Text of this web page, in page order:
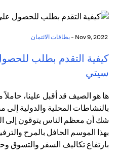
بطاقات الائتمان
كيفية التقدم بطلب
سيتي
ها هو الصيف قد أقبل علينا، حاملاً
بالنشاطات المحلية والدولية إلى
شك أن معظم الناس يتوقون إلى
بهذا الموسم الحافل بالمرح
بارتفاع تكاليف السفر والتسوق